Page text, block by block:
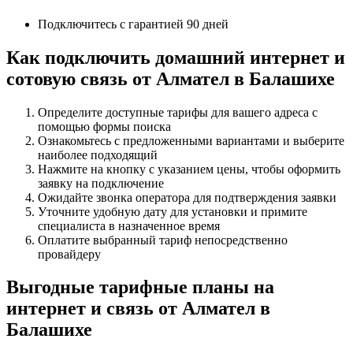
Подключитесь с гарантией 90 дней
Как подключить домашний интернет и
сотовую связь от Алмател в Балашихе
Определите доступные тарифы для вашего адреса с
помощью формы поиска
Ознакомьтесь с предложенными вариантами и выберите
наиболее подходящий
Нажмите на кнопку с указанием цены, чтобы оформить
заявку на подключение
Ожидайте звонка оператора для подтверждения заявки
Уточните удобную дату для установки и примите
специалиста в назначенное время
Оплатите выбранный тариф непосредственно
провайдеру
Выгодные тарифные планы на
интернет и связь от Алмател в
Балашихе